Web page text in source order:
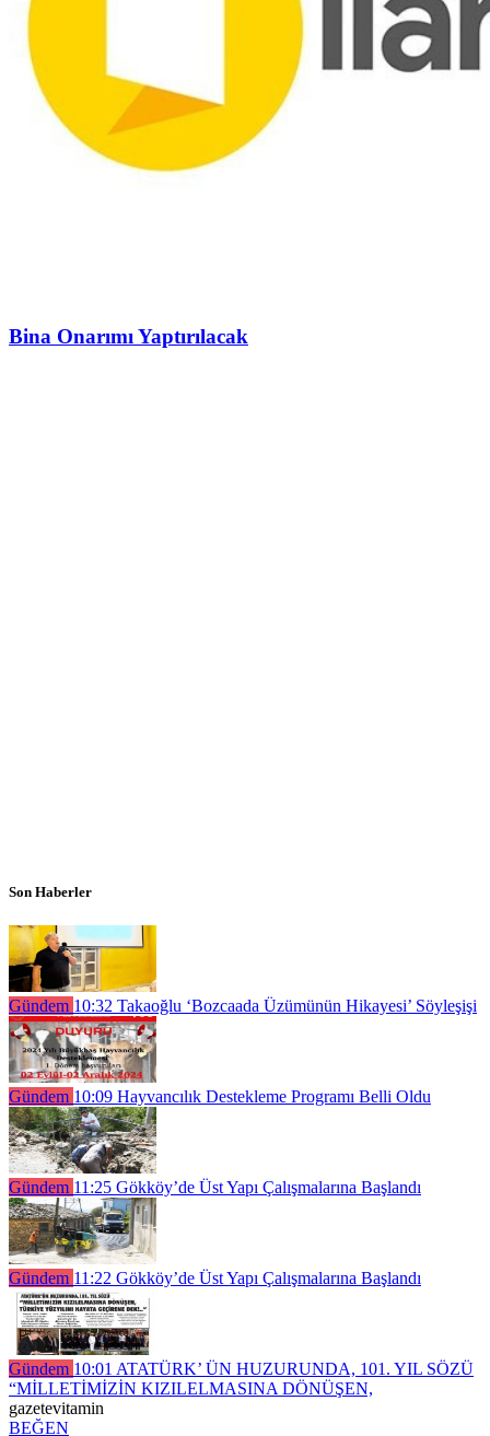
Bina Onarımı Yaptırılacak
Son Haberler
Gündem 10:32 Takaoğlu ‘Bozcaada Üzümünün Hikayesi’ Söyleşişi
Gündem 10:09 Hayvancılık Destekleme Programı Belli Oldu
Gündem 11:25 Gökköy’de Üst Yapı Çalışmalarına Başlandı
Gündem 11:22 Gökköy’de Üst Yapı Çalışmalarına Başlandı
Gündem 10:01 ATATÜRK’ ÜN HUZURUNDA, 101. YIL SÖZÜ
“MİLLETİMİZİN KIZILELMASINA DÖNÜŞEN,
gazetevitamin
BEĞEN